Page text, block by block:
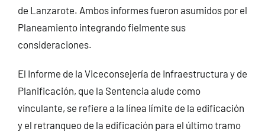
de Lanzarote. Ambos informes fueron asumidos por el
Planeamiento integrando fielmente sus
consideraciones.
El Informe de la Viceconsejería de Infraestructura y de
Planificación, que la Sentencia alude como
vinculante, se refiere a la línea límite de la edificación
y el retranqueo de la edificación para el último tramo